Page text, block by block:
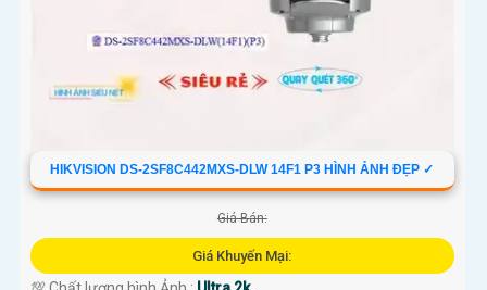
HIKVISION DS-2SF8C442MXS-DLW 14F1 P3 HÌNH ẢNH ĐẸP ✓
Giá Bán:
Giá Khuyến Mại: